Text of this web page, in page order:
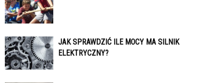
JAK SPRAWDZIĆ ILE MOCY MA SILNIK
ELEKTRYCZNY?